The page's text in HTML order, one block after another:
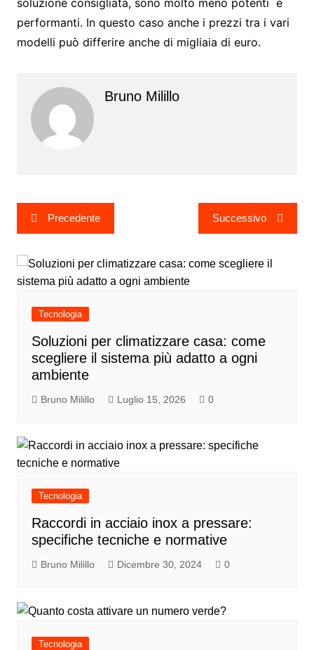
performanti. In questo caso anche i prezzi tra i vari
modelli può differire anche di migliaia di euro.
Bruno Milillo
Navigazione
articoli
Precedente Successivo
Tecnologia
Soluzioni per climatizzare casa: come
scegliere il sistema più adatto a ogni
ambiente
Bruno Milillo Luglio 15, 2026 0
Tecnologia
Raccordi in acciaio inox a pressare:
specifiche tecniche e normative
Bruno Milillo Dicembre 30, 2024 0
Tecnologia